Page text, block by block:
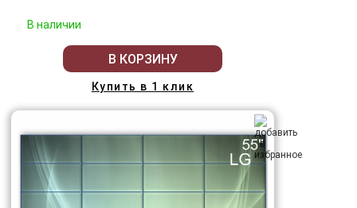
В наличии
В КОРЗИНУ
Купить в 1 клик